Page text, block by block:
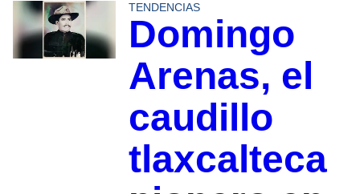
TENDENCIAS
Domingo
Arenas, el
caudillo
tlaxcalteca